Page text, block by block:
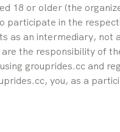
18 or older (the
participate in the
as an intermediary, not
are the responsibility of
grouprides.cc and
you, as a